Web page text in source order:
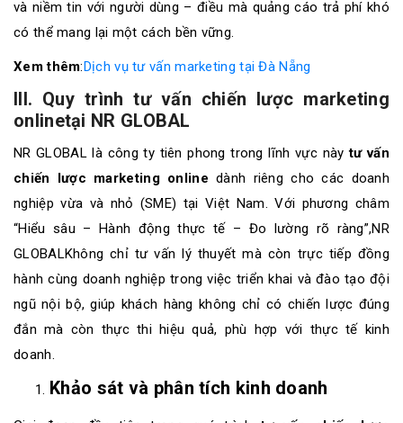
và niềm tin với người dùng – điều mà quảng cáo trả phí khó
có thể mang lại một cách bền vững.
Xem thêm:Dịch vụ tư vấn marketing tại Đà Nẵng
III. Quy trình tư vấn chiến lược marketing
onlinetại NR GLOBAL
NR GLOBAL là công ty tiên phong trong lĩnh vực này tư vấn
chiến lược marketing onlinedành riêng cho các doanh
nghiệp vừa và nhỏ (SME) tại Việt Nam. Với phương châm
“Hiểu sâu – Hành động thực tế – Đo lường rõ ràng”,NR
GLOBALKhông chỉ tư vấn lý thuyết mà còn trực tiếp đồng
hành cùng doanh nghiệp trong việc triển khai và đào tạo đội
ngũ nội bộ, giúp khách hàng không chỉ có chiến lược đúng
đắn mà còn thực thi hiệu quả, phù hợp với thực tế kinh
doanh.
Khảo sát và phân tích kinh doanh